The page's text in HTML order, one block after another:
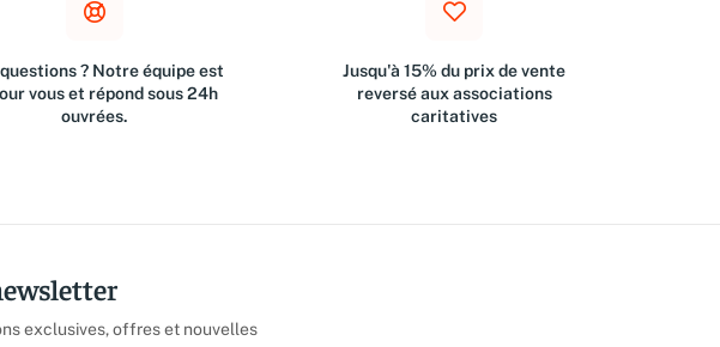
? Notre équipe est
vous et répond sous 24h
ouvrées.
Jusqu'à 15% du prix de vente
reversé aux associations
caritatives
exclusives, offres et nouvelles